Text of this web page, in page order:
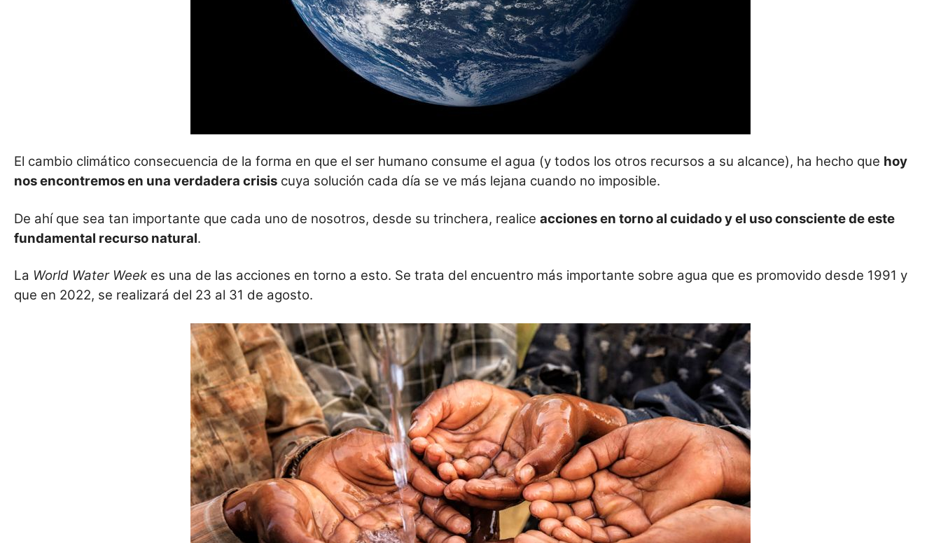
El cambio climático consecuencia de la forma en que el ser humano consume el agua (y todos los otros recursos a su alcance), ha hecho que hoy
nos encontremos en una verdadera crisis cuya solución cada día se ve más lejana cuando no imposible.
De ahí que sea tan importante que cada uno de nosotros, desde su trinchera, realice acciones en torno al cuidado y el uso consciente de este
fundamental recurso natural.
La World Water Week es una de las acciones en torno a esto. Se trata del encuentro más importante sobre agua que es promovido desde 1991 y
que en 2022, se realizará del 23 al 31 de agosto.